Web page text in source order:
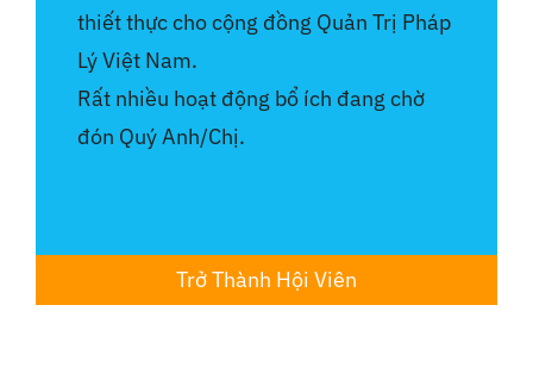
thiết thực cho cộng đồng Quản Trị Pháp
Lý Việt Nam.
Rất nhiều hoạt động bổ ích đang chờ
đón Quý Anh/Chị.
Trở Thành Hội Viên